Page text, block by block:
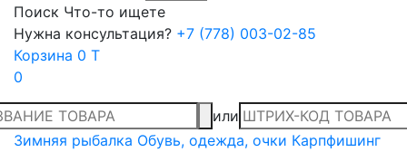
Поиск Что-то ищете
Нужна консультация? +7 (778) 003-02-85
Корзина 0 T
0
или
Зимняя рыбалка Обувь, одежда, очки Карпфишинг